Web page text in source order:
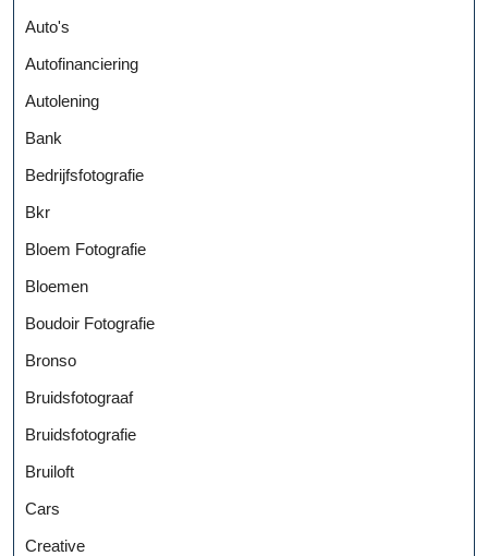
Auto's
Autofinanciering
Autolening
Bank
Bedrijfsfotografie
Bkr
Bloem Fotografie
Bloemen
Boudoir Fotografie
Bronso
Bruidsfotograaf
Bruidsfotografie
Bruiloft
Cars
Creative